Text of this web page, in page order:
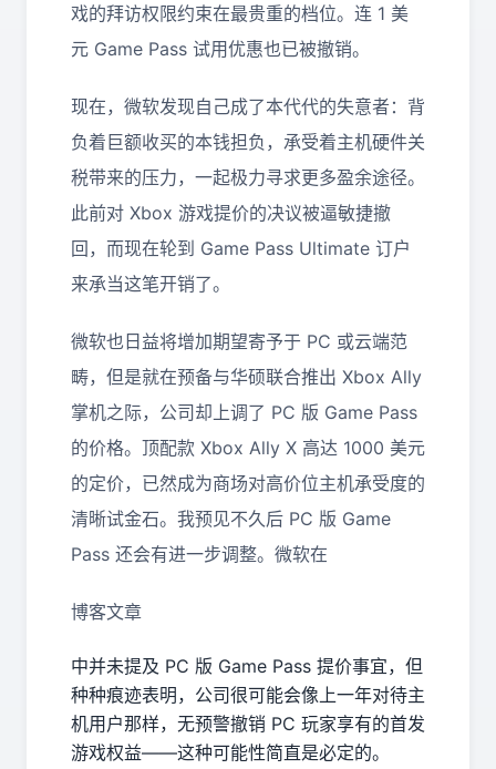
戏的拜访权限约束在最贵重的档位。连 1 美
元 Game Pass 试用优惠也已被撤销。
现在，微软发现自己成了本代代的失意者：背
负着巨额收买的本钱担负，承受着主机硬件关
税带来的压力，一起极力寻求更多盈余途径。
此前对 Xbox 游戏提价的决议被逼敏捷撤
回，而现在轮到 Game Pass Ultimate 订户
来承当这笔开销了。
微软也日益将增加期望寄予于 PC 或云端范
畴，但是就在预备与华硕联合推出 Xbox Ally
掌机之际，公司却上调了 PC 版 Game Pass
的价格。顶配款 Xbox Ally X 高达 1000 美元
的定价，已然成为商场对高价位主机承受度的
清晰试金石。我预见不久后 PC 版 Game
Pass 还会有进一步调整。微软在
博客文章
中并未提及 PC 版 Game Pass 提价事宜，但
种种痕迹表明，公司很可能会像上一年对待主
机用户那样，无预警撤销 PC 玩家享有的首发
游戏权益——这种可能性简直是必定的。